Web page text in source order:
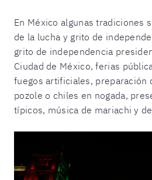
En México algunas tradiciones
de la lucha y grito de
grito de independencia
Ciudad de México, ferias
fuegos artificiales, preparación
pozole o chiles en nogada,
típicos, música de mariachi y